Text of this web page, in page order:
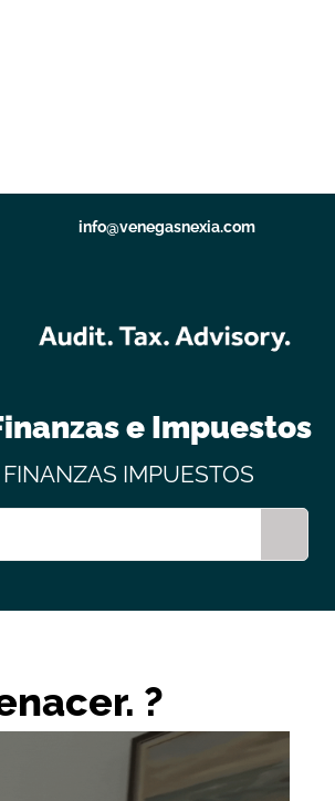
info@venegasnexia.com
e Impuestos
FINANZAS IMPUESTOS
?